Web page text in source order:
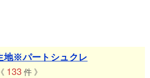
地※パートシュクレ
133 件 》